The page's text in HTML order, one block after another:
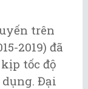
trên
2019) đã
tốc độ
Đại